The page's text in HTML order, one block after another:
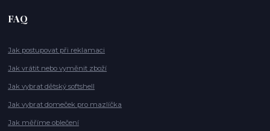
FAQ
Jak postupovat při reklamaci
Jak vrátit nebo vyměnit zboží
Jak vybrat dětský softshell
Jak vybrat domeček pro mazlíčka
Jak měříme oblečení